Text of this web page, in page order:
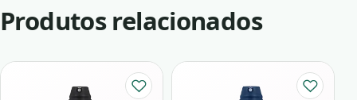
Produtos relacionados